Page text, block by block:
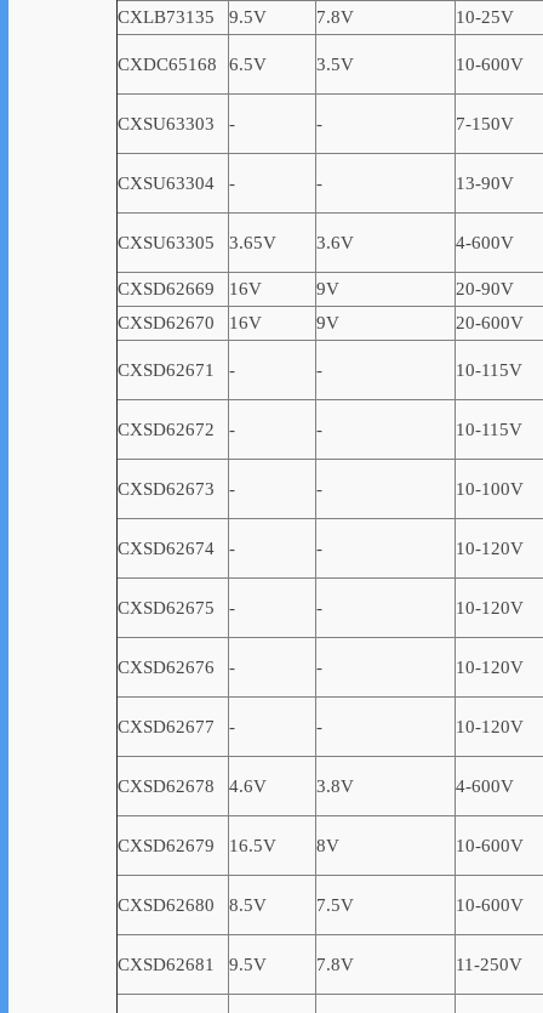
CXLB73135
9.5V 7.8V 10-25V
CXDC65168 6.5V 3.5V 10-600V
CXSU63303 - - 7-150V
CXSU63304 - - 13-90V
CXSU63305 3.65V 3.6V 4-600V
CXSD62669 16V 9V
20-90V
CXSD62670
16V 9V 20-600V
CXSD62671 - - 10-115V
CXSD62672 - - 10-115V
CXSD62673 - - 10-100V
CXSD62674 - - 10-120V
CXSD62675 - - 10-120V
CXSD62676 - - 10-120V
CXSD62677 - - 10-120V
CXSD62678 4.6V 3.8V 4-600V
CXSD62679 16.5V 8V 10-600V
CXSD62680 8.5V 7.5V 10-600V
CXSD62681 9.5V 7.8V 11-250V